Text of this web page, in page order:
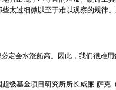
太过细微以至于难以观察的规律
定会水涨船高。因此，我们很难
级基金项目研究所所长威廉·萨克